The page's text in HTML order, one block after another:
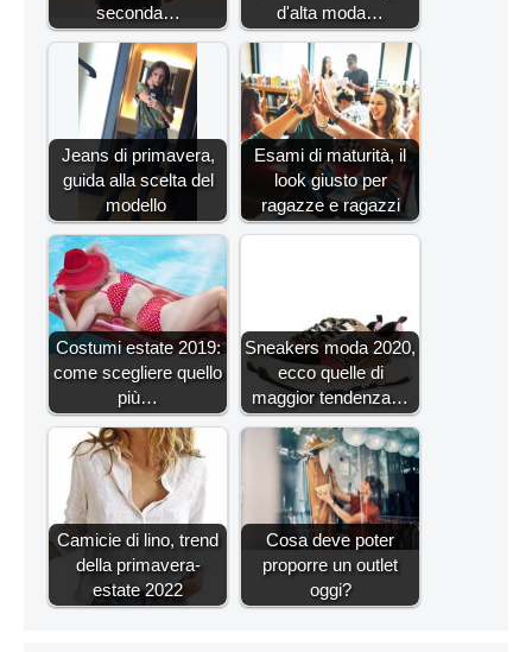
seconda…
d'alta moda…
Jeans di primavera,
guida alla scelta del
modello
Esami di maturità, il
look giusto per
ragazze e ragazzi
Costumi estate 2019:
come scegliere quello
più…
Sneakers moda 2020,
ecco quelle di
maggior tendenza…
Camicie di lino, trend
della primavera-
estate 2022
Cosa deve poter
proporre un outlet
oggi?